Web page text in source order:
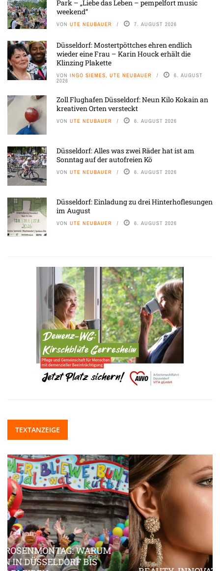
Park – „Liebe das Leben – pempelfort music
weekend“
VON UTE NEUBAUER 7. AUGUST 2026
Düsseldorf: Mostertpöttches ehren endlich
wieder eine Frau – Karin Houck erhält die
Klinzing Plakette
VON INGO SIEMES, UTE NEUBAUER 6. AUGUST
2026
Zoll Flughafen Düsseldorf: Neun Kilo Kokain an
kreativen Orten versteckt
VON UTE NEUBAUER 6. AUGUST 2026
Düsseldorf: Alles was zwei Räder hat ist am
Sonntag auf der autofreien Kö
VON UTE NEUBAUER 6. AUGUST 2026
Düsseldorf: Einladung zu drei Hinterhoflesungen
im August
VON UTE NEUBAUER 6. AUGUST 2026
TEXTANZEIGE